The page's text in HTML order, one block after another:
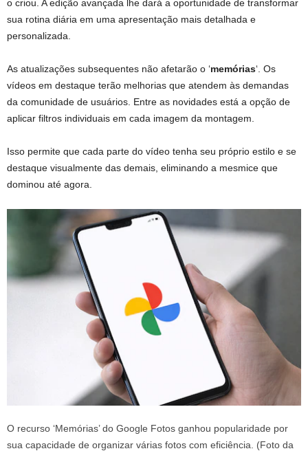
o criou. A edição avançada lhe dará a oportunidade de transformar
sua rotina diária em uma apresentação mais detalhada e
personalizada.
As atualizações subsequentes não afetarão o ‘memórias‘. Os
vídeos em destaque terão melhorias que atendem às demandas
da comunidade de usuários. Entre as novidades está a opção de
aplicar filtros individuais em cada imagem da montagem.
Isso permite que cada parte do vídeo tenha seu próprio estilo e se
destaque visualmente das demais, eliminando a mesmice que
dominou até agora.
O recurso ‘Memórias’ do Google Fotos ganhou popularidade por
sua capacidade de organizar várias fotos com eficiência. (Foto da